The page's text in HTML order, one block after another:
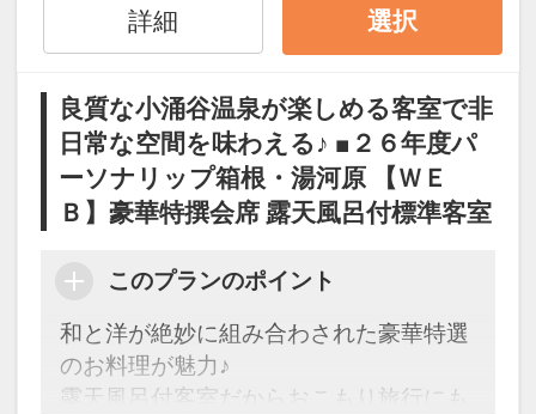
設定期間：2026年4月1日～2027年3月
31日
17215744
詳細 選択
良質な小涌谷温泉が楽しめる客室で非
日常な空間を味わえる♪ ■２６年度パ
ーソナリップ箱根・湯河原 【ＷＥ
Ｂ】豪華特撰会席 露天風呂付標準客室
このプランのポイント
和と洋が絶妙に組み合わされた豪華特選
のお料理が魅力♪
露天風呂付客室だからおこもり旅行にも